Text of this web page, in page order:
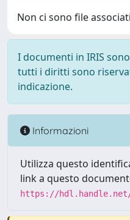
Non ci sono file
I documenti in IRIS
tutti i diritti sono
indicazione.
Informazioni
Utilizza questo
link a questo
https://hdl.handle.net/